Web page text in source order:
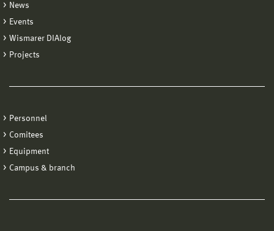
News
Events
Wismarer DIAlog
Projects
Personnel
Comitees
Equipment
Campus & branch